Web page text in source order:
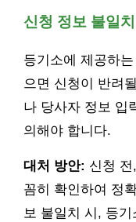
신청 정보 불일치
등기소에 제공하
으면 신청이 반려
나 당사자 정보 입
의해야 합니다.
대처 방안: 신청
꼼히 확인하여 정
보 불일치 시, 등